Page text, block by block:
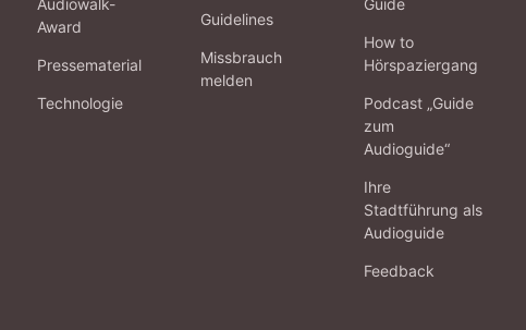
Award
Pressematerial
Technologie
Guidelines
Missbrauch
melden
How to
Hörspaziergang
Podcast „Guide
zum
Audioguide“
Ihre
Stadtführung als
Audioguide
Feedback